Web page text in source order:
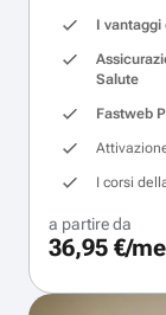
I vantaggi
Salute
Fastweb
I corsi
a partire da
36,95 €/